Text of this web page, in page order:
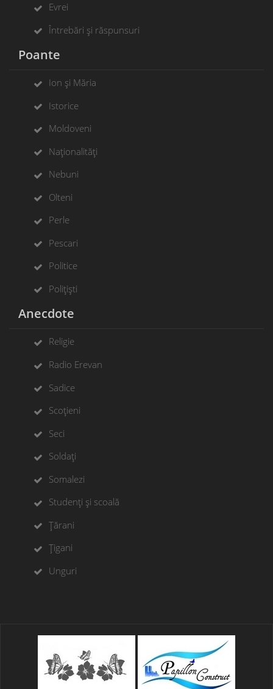
Evrei
Întrebări și răspunsuri
Poante
Ion și Măria
Istorice
Moldoveni
Naționalități
Nebuni
Olteni
Perle
Pescari
Politice
Polițiști
Anecdote
Religie
Radio Erevan
Sadice
Scoțieni
Seci
Soldați
Somalezi
Studenți și scoală
Țărani
Țigani
Unguri